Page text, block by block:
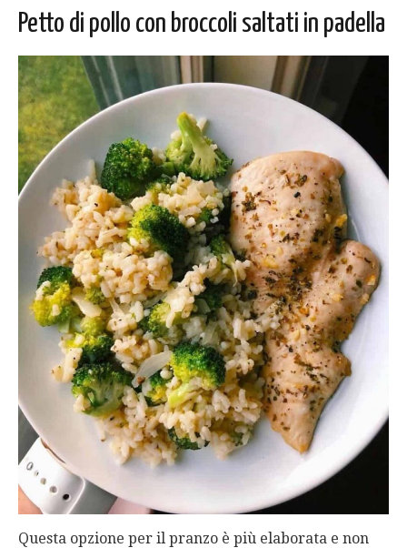
Petto di pollo con broccoli saltati in padella
Questa opzione per il pranzo è più elaborata e non